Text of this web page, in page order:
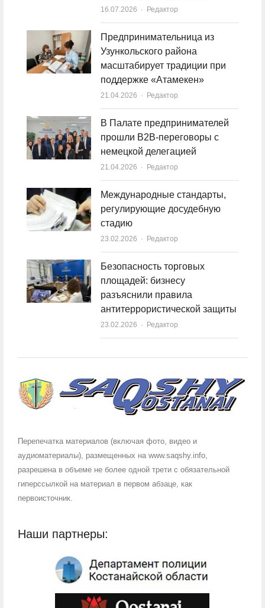
16.07.2026 Author
Редактор
Предпринимательница из
Узункольского района
масштабирует традиции при
поддержке «Атамекен»
21.04.2026 Author
Редактор
В Палате предпринимателей
прошли B2B-переговоры с
немецкой делегацией
21.04.2026 Author
Редактор
Международные стандарты,
регулирующие досудебную
стадию
23.02.2026 Author
Редактор
Безопасность торговых
площадей: бизнесу
разъяснили правила
антитеррористической защиты
23.02.2026 Author
Редактор
Перепечатка материалов (включая фото, видео и
аудиоматериалы), размещенных на www.saqshy.info,
разрешена в объеме не более одной трети с обязательной
гиперссылкой на материал в первом абзаце, как
первоисточник.
Наши партнеры: